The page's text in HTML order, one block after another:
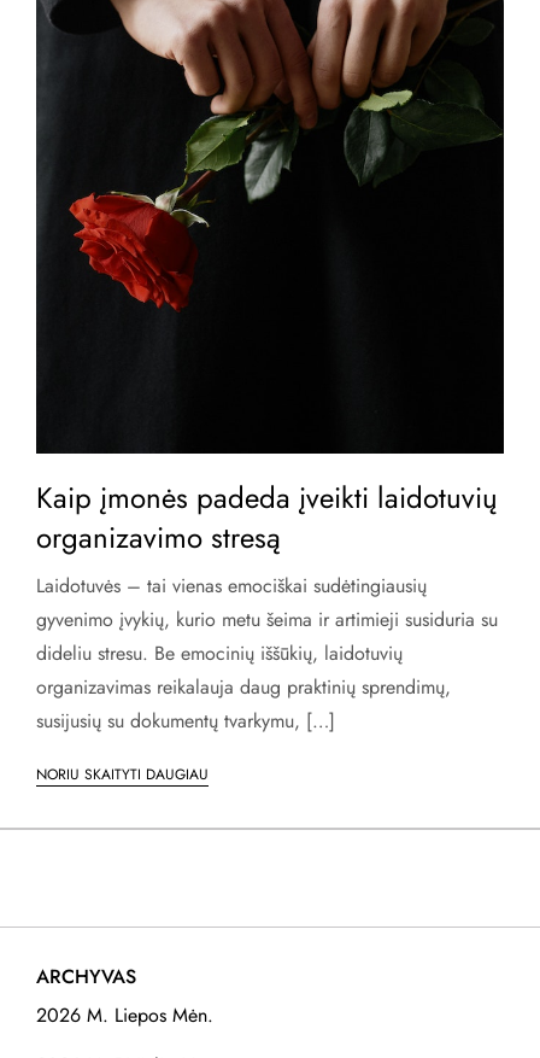
Kaip įmonės padeda įveikti laidotuvių
organizavimo stresą
Laidotuvės – tai vienas emociškai sudėtingiausių
gyvenimo įvykių, kurio metu šeima ir artimieji susiduria su
dideliu stresu. Be emocinių iššūkių, laidotuvių
organizavimas reikalauja daug praktinių sprendimų,
susijusių su dokumentų tvarkymu, […]
NORIU SKAITYTI DAUGIAU
ARCHYVAS
2026 M. Liepos Mėn.